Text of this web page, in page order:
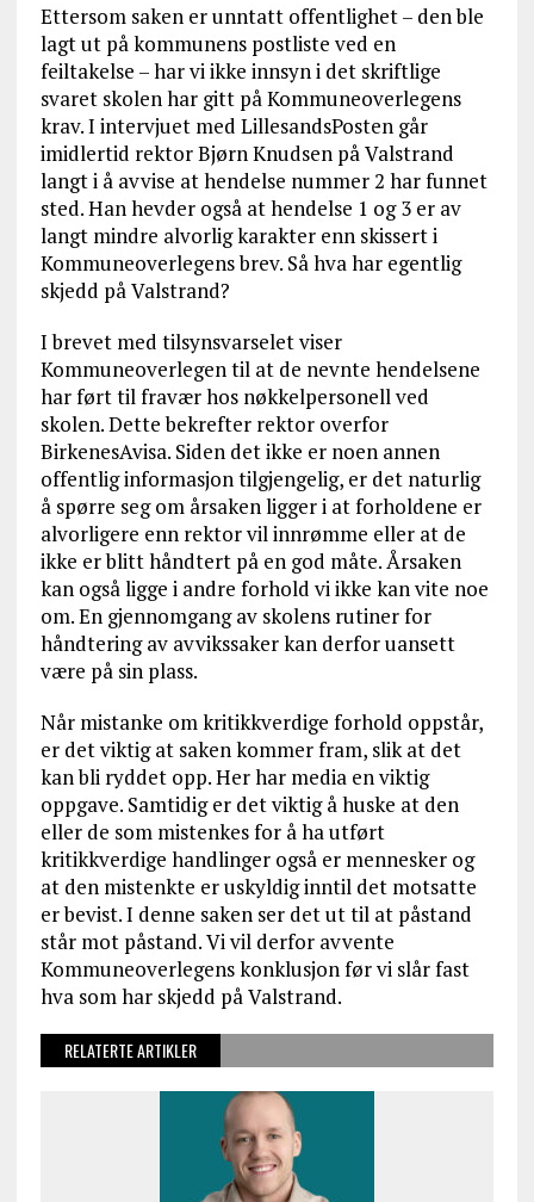
Ettersom saken er unntatt offentlighet – den ble
lagt ut på kommunens postliste ved en
feiltakelse – har vi ikke innsyn i det skriftlige
svaret skolen har gitt på Kommuneoverlegens
krav. I intervjuet med LillesandsPosten går
imidlertid rektor Bjørn Knudsen på Valstrand
langt i å avvise at hendelse nummer 2 har funnet
sted. Han hevder også at hendelse 1 og 3 er av
langt mindre alvorlig karakter enn skissert i
Kommuneoverlegens brev. Så hva har egentlig
skjedd på Valstrand?
I brevet med tilsynsvarselet viser
Kommuneoverlegen til at de nevnte hendelsene
har ført til fravær hos nøkkelpersonell ved
skolen. Dette bekrefter rektor overfor
BirkenesAvisa. Siden det ikke er noen annen
offentlig informasjon tilgjengelig, er det naturlig
å spørre seg om årsaken ligger i at forholdene er
alvorligere enn rektor vil innrømme eller at de
ikke er blitt håndtert på en god måte. Årsaken
kan også ligge i andre forhold vi ikke kan vite noe
om. En gjennomgang av skolens rutiner for
håndtering av avvikssaker kan derfor uansett
være på sin plass.
Når mistanke om kritikkverdige forhold oppstår,
er det viktig at saken kommer fram, slik at det
kan bli ryddet opp. Her har media en viktig
oppgave. Samtidig er det viktig å huske at den
eller de som mistenkes for å ha utført
kritikkverdige handlinger også er mennesker og
at den mistenkte er uskyldig inntil det motsatte
er bevist. I denne saken ser det ut til at påstand
står mot påstand. Vi vil derfor avvente
Kommuneoverlegens konklusjon før vi slår fast
hva som har skjedd på Valstrand.
RELATERTE ARTIKLER